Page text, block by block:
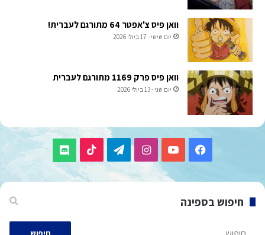
וואן פיס צ'אפטר 64 מתורגם לעברית!
יום שישי - 17 ביולי 2026
וואן פיס פרק 1169 מתורגם לעברית
יום שני - 13 ביולי 2026
Facebook
YouTube
Instagram
Telegram
TikTok
Discord
חיפוש בספינה
חיפוש: